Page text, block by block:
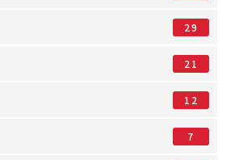
29
21
12
7